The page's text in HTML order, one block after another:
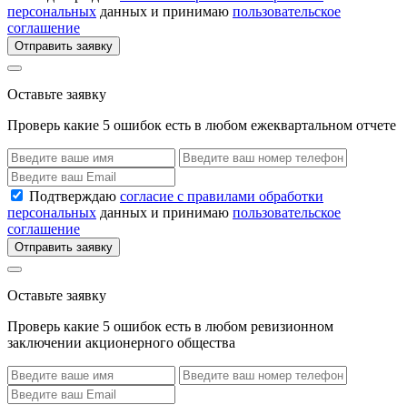
персональных данных и принимаю пользовательское
соглашение
Отправить заявку
Оставьте заявку
Проверь какие 5 ошибок есть в любом ежеквартальном отчете
Подтверждаю согласие с правилами обработки
персональных данных и принимаю пользовательское
соглашение
Отправить заявку
Оставьте заявку
Проверь какие 5 ошибок есть в любом ревизионном
заключении акционерного общества